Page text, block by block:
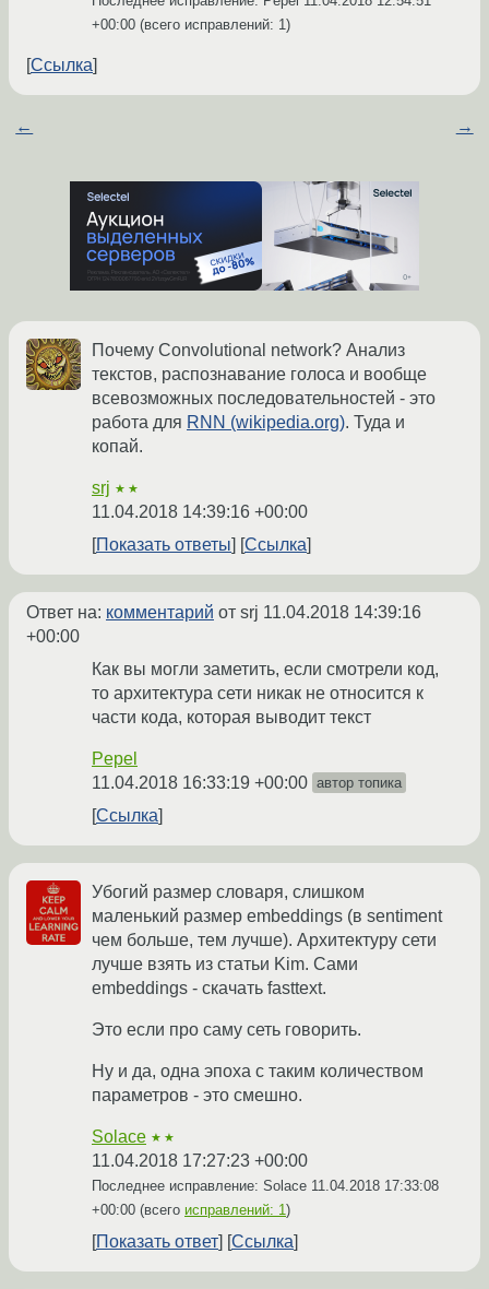
+00:00 (всего исправлений: 1)
Ссылка
← →
Почему Convolutional network? Анализ
текстов, распознавание голоса и вообще
всевозможных последовательностей - это
работа для RNN (wikipedia.org). Туда и
копай.
srj ★★
11.04.2018 14:39:16 +00:00
Показать ответы
Ссылка
Ответ на: комментарий от srj 11.04.2018 14:39:16
+00:00
Как вы могли заметить, если смотрели код,
то архитектура сети никак не относится к
части кода, которая выводит текст
Pepel
11.04.2018 16:33:19 +00:00 автор топика
Ссылка
Убогий размер словаря, слишком
маленький размер embeddings (в sentiment
чем больше, тем лучше). Архитектуру сети
лучше взять из статьи Kim. Сами
embeddings - скачать fasttext.
Это если про саму сеть говорить.
Ну и да, одна эпоха с таким количеством
параметров - это смешно.
Solace ★★
11.04.2018 17:27:23 +00:00
Последнее исправление: Solace 11.04.2018 17:33:08
+00:00 (всего исправлений: 1)
Показать ответ Ссылка